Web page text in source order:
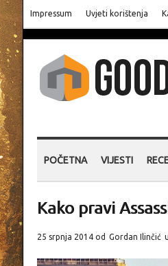
Impressum Uvjeti korištenja
POČETNA VIJESTI
Kako pravi
25 srpnja 2014 od Gordan Ilinčić u